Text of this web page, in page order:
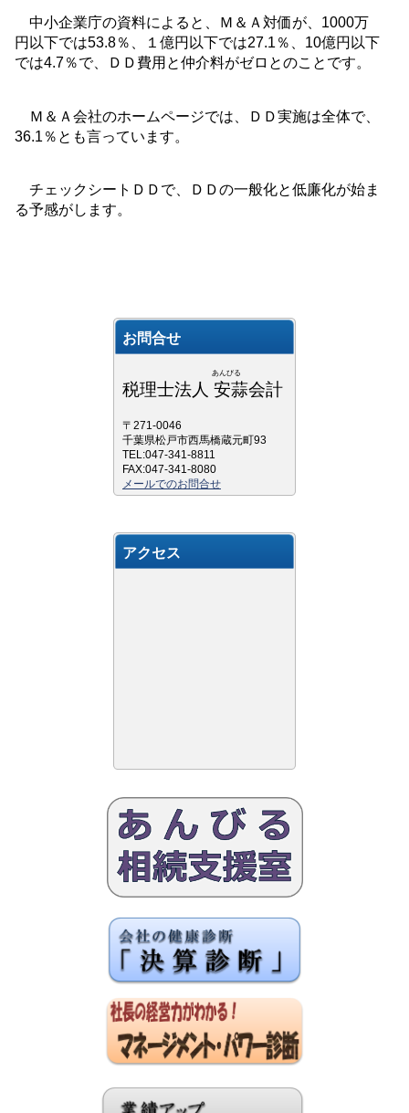
中小企業庁の資料によると、Ｍ＆Ａ対価が、 1000万
円以下では53.8％、１億円以下では27.1％、 10億円以下
では4.7 ％で、ＤＤ費用と仲介料がゼロとのことです。
Ｍ＆Ａ会社のホームページでは、ＤＤ実施は全体で、
36.1 ％とも言っています。
チェックシートＤＤで、ＤＤの一般化と低廉化が始ま
る予感がします。
お問合せ
あんびる
税理士法人 安蒜会計
〒271-0046
千葉県松戸市西馬橋蔵元町93
TEL:047-341-8811
FAX:047-341-8080
メールでのお問合せ
アクセス